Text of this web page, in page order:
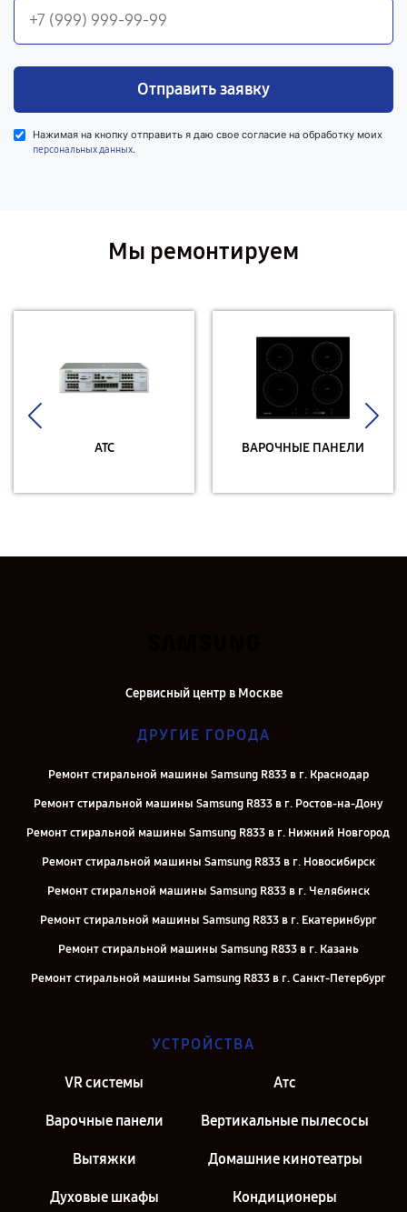
Отправить заявку
Нажимая на кнопку отправить я даю свое согласие на обработку моих
персональных данных.
Мы ремонтируем
АТС ВАРОЧНЫЕ ПАНЕЛИ
Сервисный центр в Москве
ДРУГИЕ ГОРОДА
Ремонт стиральной машины Samsung R833 в г. Краснодар
Ремонт стиральной машины Samsung R833 в г. Ростов-на-Дону
Ремонт стиральной машины Samsung R833 в г. Нижний Новгород
Ремонт стиральной машины Samsung R833 в г. Новосибирск
Ремонт стиральной машины Samsung R833 в г. Челябинск
Ремонт стиральной машины Samsung R833 в г. Екатеринбург
Ремонт стиральной машины Samsung R833 в г. Казань
Ремонт стиральной машины Samsung R833 в г. Санкт-Петербург
УСТРОЙСТВА
VR системы Атс
Варочные панели Вертикальные пылесосы
Вытяжки Домашние кинотеатры
Духовые шкафы Кондиционеры